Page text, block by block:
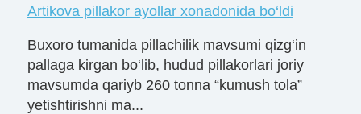
Artikova pillakor ayollar xonadonida bo‘ldi
Buxoro tumanida pillachilik mavsumi qizg‘in
pallaga kirgan bo‘lib, hudud pillakorlari joriy
mavsumda qariyb 260 tonna “kumush tola”
yetishtirishni ma...